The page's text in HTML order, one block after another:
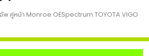
พ คู่หน้า Monroe OESpectrum TOYOTA VIGO